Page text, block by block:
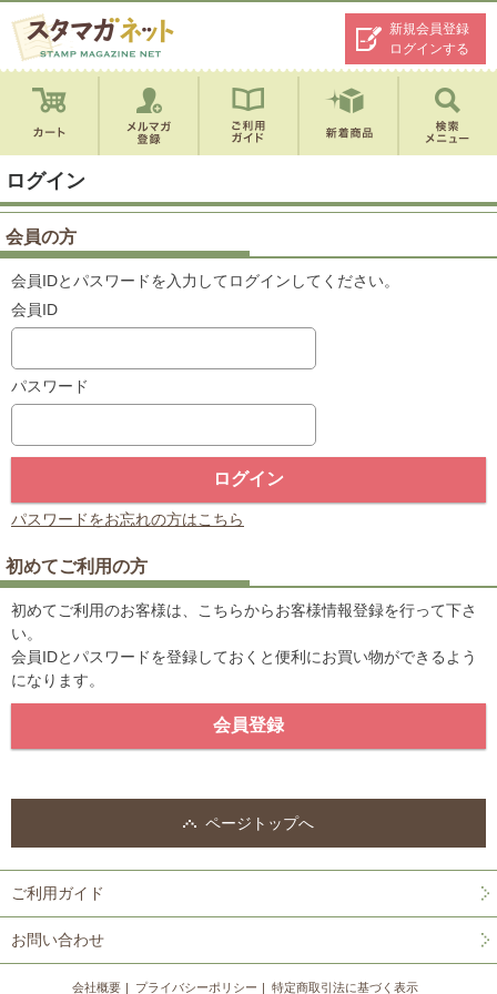
新規会員登録
ログインする
ログイン
会員の方
会員IDとパスワードを入力してログインしてください。
会員ID
パスワード
パスワードをお忘れの方はこちら
初めてご利用の方
初めてご利用のお客様は、こちらからお客様情報登録を行って下さ
い。
会員IDとパスワードを登録しておくと便利にお買い物ができるよう
になります。
ページトップへ
ご利用ガイド
お問い合わせ
会社概要 プライバシーポリシー 特定商取引法に基づく表示